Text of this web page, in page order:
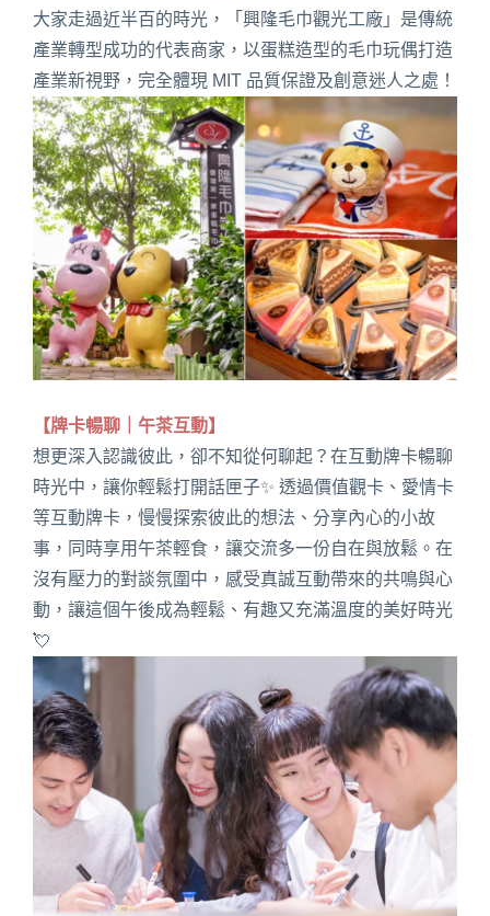
大家走過近半百的時光，「興隆毛巾觀光工廠」是傳統
產業轉型成功的代表商家，以蛋糕造型的毛巾玩偶打造
產業新視野，完全體現 MIT 品質保證及創意迷人之處！
【牌卡暢聊｜午茶互動】
想更深入認識彼此，卻不知從何聊起？在互動牌卡暢聊
時光中，讓你輕鬆打開話匣子✨ 透過價值觀卡、愛情卡
等互動牌卡，慢慢探索彼此的想法、分享內心的小故
事，同時享用午茶輕食，讓交流多一份自在與放鬆。在
沒有壓力的對談氛圍中，感受真誠互動帶來的共鳴與心
動，讓這個午後成為輕鬆、有趣又充滿溫度的美好時光
💘